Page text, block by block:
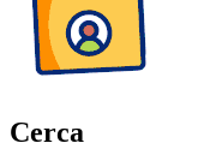
Cerca